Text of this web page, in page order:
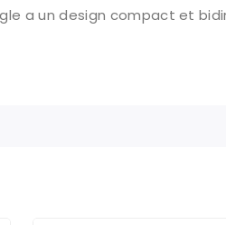
a un design compact et